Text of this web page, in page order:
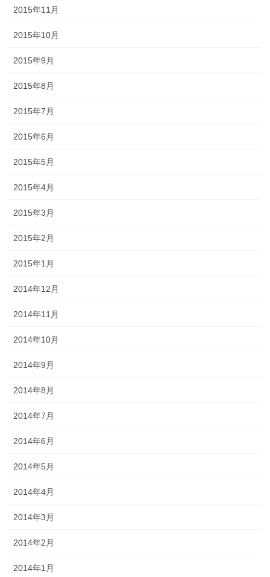
2015年11月
2015年10月
2015年9月
2015年8月
2015年7月
2015年6月
2015年5月
2015年4月
2015年3月
2015年2月
2015年1月
2014年12月
2014年11月
2014年10月
2014年9月
2014年8月
2014年7月
2014年6月
2014年5月
2014年4月
2014年3月
2014年2月
2014年1月